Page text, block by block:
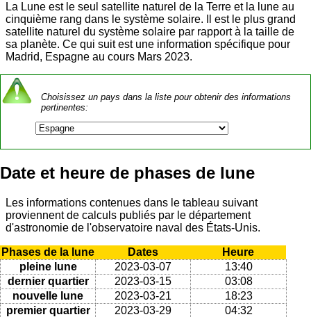
La Lune est le seul satellite naturel de la Terre et la lune au
cinquième rang dans le système solaire. Il est le plus grand
satellite naturel du système solaire par rapport à la taille de
sa planète. Ce qui suit est une information spécifique pour
Madrid, Espagne au cours Mars 2023.
Choisissez un pays dans la liste pour obtenir des informations
pertinentes:
Date et heure de phases de lune
Les informations contenues dans le tableau suivant
proviennent de calculs publiés par le département
d'astronomie de l'observatoire naval des États-Unis.
Phases de la lune Dates
Heure
pleine lune
2023-03-07
13:40
dernier quartier
2023-03-15
03:08
nouvelle lune
2023-03-21
18:23
premier quartier
2023-03-29 04:32